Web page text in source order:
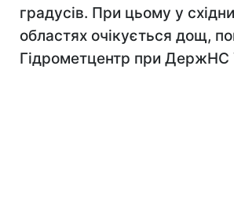
градусів. При цьому у
областях очікується дощ,
Гідрометцентр при ДержНС